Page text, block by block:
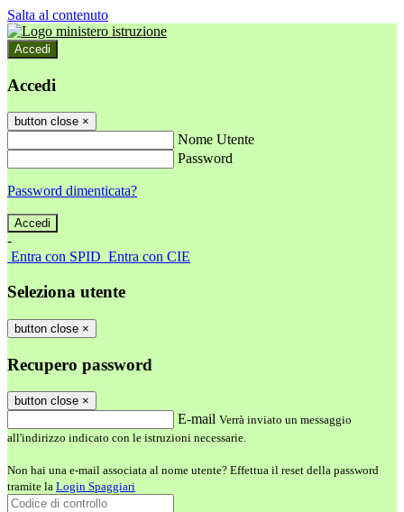
Salta al contenuto
Accedi
Accedi
button close ×
Nome Utente
Password
Password dimenticata?
-
Entra con SPID Entra con CIE
Seleziona utente
button close ×
Recupero password
button close ×
E-mail Verrà inviato un messaggio
all'indirizzo indicato con le istruzioni necessarie.
Non hai una e-mail associata al nome utente? Effettua il reset della password
tramite la Login Spaggiari